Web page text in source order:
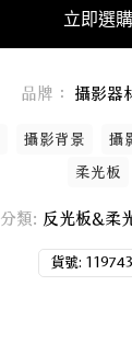
立即選購
貨號:
分類: 反光板&柔
攝影背景 攝
柔光板
品牌： 攝影器